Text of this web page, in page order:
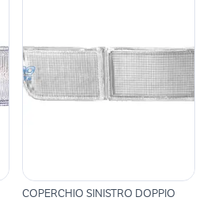
COPERCHIO SINISTRO DOPPIO